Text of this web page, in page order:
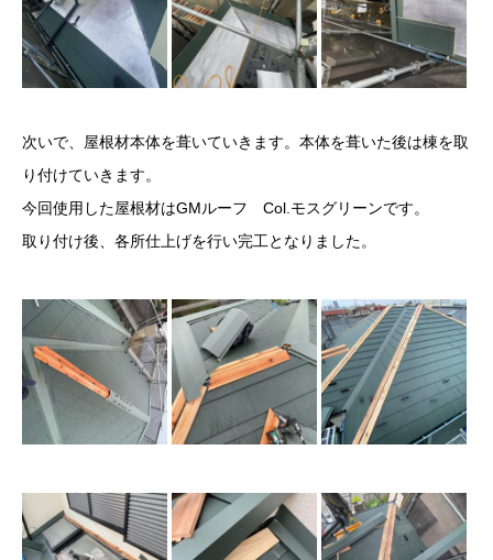
次いで、屋根材本体を葺いていきます。本体を葺いた後は棟を取
り付けていきます。
今回使用した屋根材はGMルーフ Col.モスグリーンです。
取り付け後、各所仕上げを行い完工となりました。